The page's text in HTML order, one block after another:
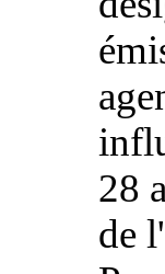
28
de